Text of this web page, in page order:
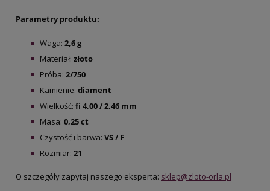
Parametry produktu:
Waga: 2,6 g
Materiał: złoto
Próba: 2/750
Kamienie: diament
Wielkość: fi 4,00 / 2,46 mm
Masa: 0,25 ct
Czystość i barwa: VS / F
Rozmiar: 21
O szczegóły zapytaj naszego eksperta: sklep@zloto-orla.pl